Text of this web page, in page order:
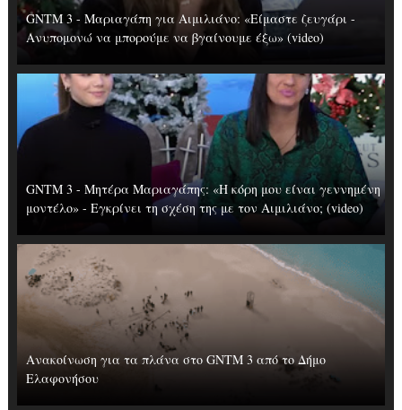
GNTM 3 - Μαριαγάπη για Αιμιλιάνο: «Είμαστε ζευγάρι -
Ανυπομονώ να μπορούμε να βγαίνουμε έξω» (video)
GNTM 3 - Μητέρα Μαριαγάπης: «Η κόρη μου είναι γεννημένη
μοντέλο» - Εγκρίνει τη σχέση της με τον Αιμιλιάνο; (video)
Ανακοίνωση για τα πλάνα στο GNTM 3 από το Δήμο
Ελαφονήσου